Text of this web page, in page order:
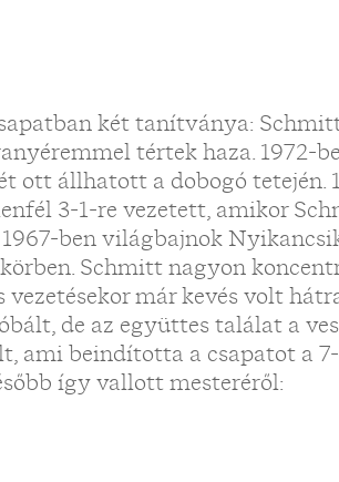
két tanítványa: Schmitt
tértek haza. 1972-
ott állhatott a dobogó tetején.
3-1-re vezetett, amikor
ben világbajnok
Schmitt nagyon
már kevés volt
de az együttes találat a
ami beindította a csapatot a 7-
így vallott mesteréről: